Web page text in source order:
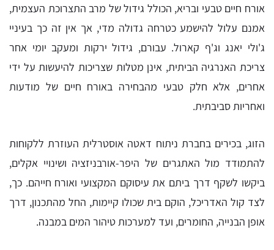
אורח חיים טבעי ובריא, הכולל גידול של מרב התצרוכת העצמית,
אמנם עלול להישמע כטרחה גדולה מדי, אך אין זה כך בעיניי
ג'ולי יאנג וג'ף קארול. עבורם, גידול ירקות ומעקב יומי אחר
צריכת האנרגיה הביתית, אינן מטלות שצריכות להיעשות על ידי
אחרים, אלא חלק טבעי מהבחירה באורח חיים של מודעות
ואחריות סביבתית.
הזוג, בכירים בחברת ניתוח דאטה אוסטרלית העוזרת ללקוחות
להתמודד מול האתגרים של היפר-אורבניזציה ושינויי אקלים,
ביקשו לשקף דרך ביתם את עיסוקם המקצועי ואורח חייהם. כך,
לצד קול האדריכל, הוקם בית שכולו קיימות, החל מהתכנון, דרך
אופן הבנייה, החומרים, ועד למערכות טיהור המים במבנה.